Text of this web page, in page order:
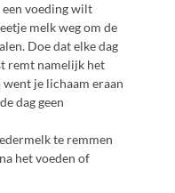
een voeding wilt
melk weg om de
Doe dat elke dag
remt namelijk het
went je lichaam eraan
dag geen
te remmen
het voeden of